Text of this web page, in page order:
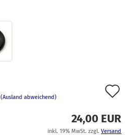
(Ausland abweichend)
24,00 EUR
inkl. 19% MwSt. zzgl. Versand